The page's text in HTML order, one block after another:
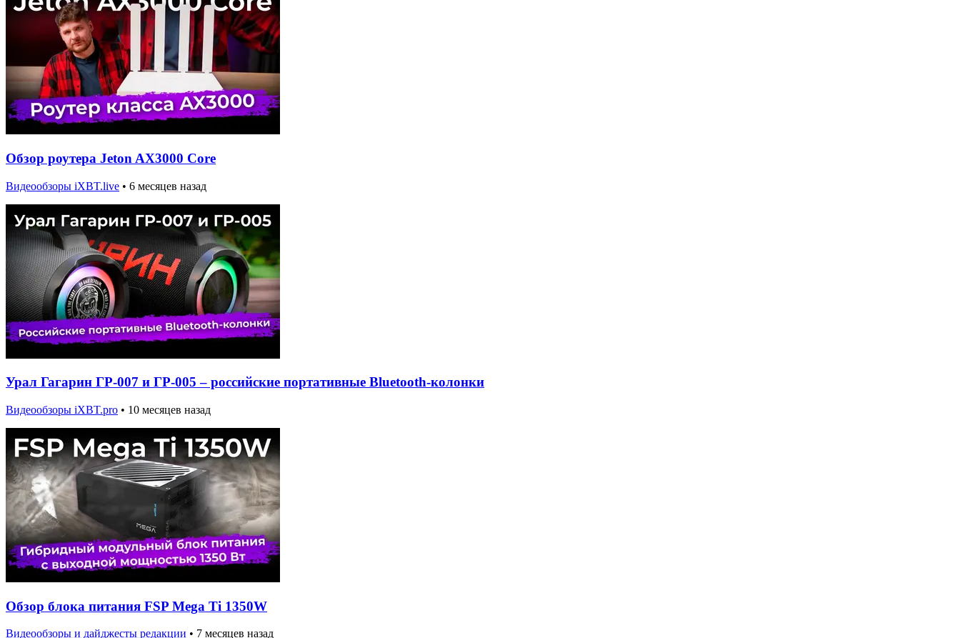
Обзор роутера Jeton AX3000 Core
Видеообзоры iXBT.live • 6 месяцев назад
Урал Гагарин ГР-007 и ГР-005 – российские портативные Bluetooth-колонки
Видеообзоры iXBT.pro • 10 месяцев назад
Обзор блока питания FSP Mega Ti 1350W
Видеообзоры и дайджесты редакции • 7 месяцев назад